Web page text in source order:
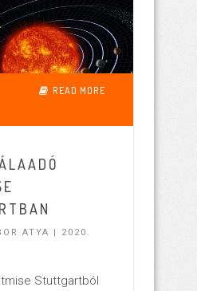
READ MORE
ATYA | 2020.
Stuttgartból